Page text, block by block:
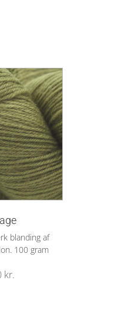
blanding af
100 gram
kr.